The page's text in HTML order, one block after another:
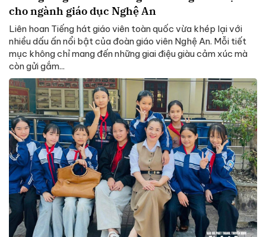
cho ngành giáo dục Nghệ An
Liên hoan Tiếng hát giáo viên toàn quốc vừa khép lại với
nhiều dấu ấn nổi bật của đoàn giáo viên Nghệ An. Mỗi tiết
mục không chỉ mang đến những giai điệu giàu cảm xúc mà
còn gửi gắm...